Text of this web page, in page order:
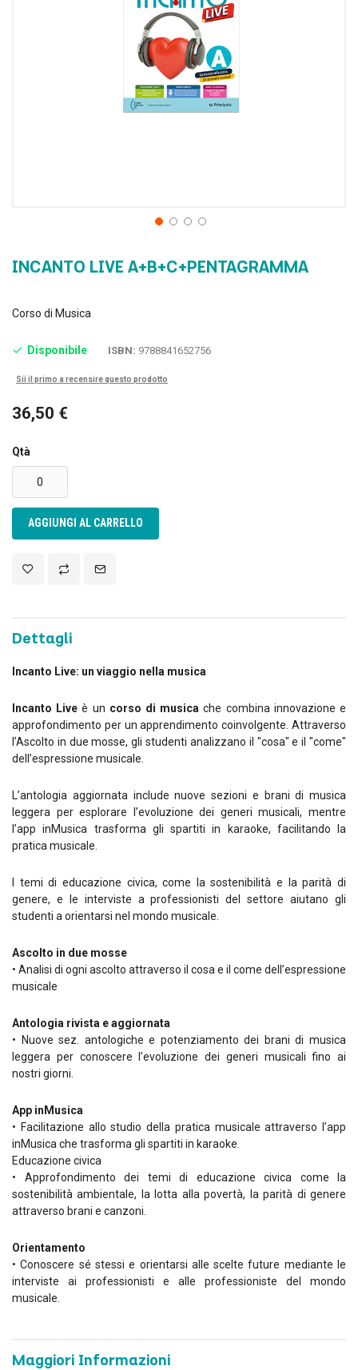
INCANTO LIVE A+B+C+PENTAGRAMMA
Disponibile ISBN: 9788841652756
Sii il primo a recensire questo prodotto
36,50 €
Qtà
AGGIUNGI AL CARRELLO
Corso di Musica
Dettagli
Incanto Live: un viaggio nella musica
Incanto Live è un corso di musica che combina innovazione e
approfondimento per un apprendimento coinvolgente. Attraverso
l’Ascolto in due mosse, gli studenti analizzano il "cosa" e il "come"
dell’espressione musicale.
L’antologia aggiornata include nuove sezioni e brani di musica
leggera per esplorare l’evoluzione dei generi musicali, mentre
l’app inMusica trasforma gli spartiti in karaoke, facilitando la
pratica musicale.
I temi di educazione civica, come la sostenibilità e la parità di
genere, e le interviste a professionisti del settore aiutano gli
studenti a orientarsi nel mondo musicale.
Ascolto in due mosse
• Analisi di ogni ascolto attraverso il cosa e il come dell’espressione
musicale
Antologia rivista e aggiornata
• Nuove sez. antologiche e potenziamento dei brani di musica
leggera per conoscere l’evoluzione dei generi musicali fino ai
nostri giorni.
App inMusica
• Facilitazione allo studio della pratica musicale attraverso l’app
inMusica che trasforma gli spartiti in karaoke.
Educazione civica
• Approfondimento dei temi di educazione civica come la
sostenibilità ambientale, la lotta alla povertà, la parità di genere
attraverso brani e canzoni.
Orientamento
• Conoscere sé stessi e orientarsi alle scelte future mediante le
interviste ai professionisti e alle professioniste del mondo
musicale.
Maggiori Informazioni